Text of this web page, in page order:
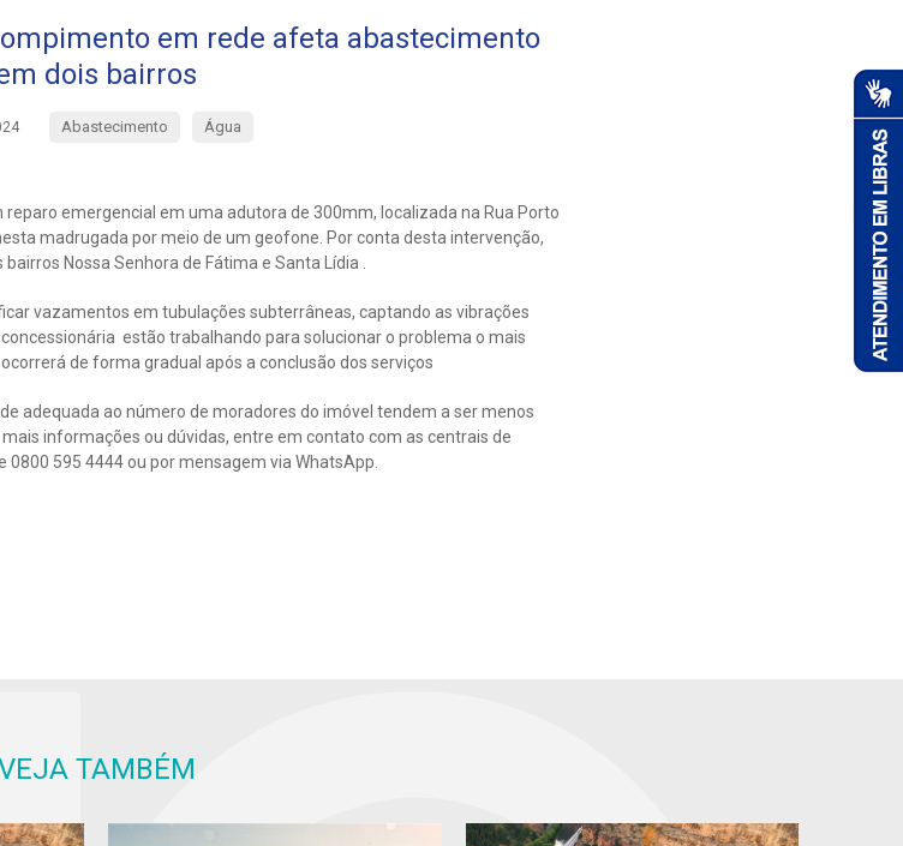
em rede afeta abastecimento
dois bairros
Abastecimento Água
emergencial em uma adutora de 300mm, localizada na Rua Porto
madrugada por meio de um geofone. Por conta desta intervenção,
Nossa Senhora de Fátima e Santa Lídia .
vazamentos em tubulações subterrâneas, captando as vibrações
estão trabalhando para solucionar o problema o mais
de forma gradual após a conclusão dos serviços
adequada ao número de moradores do imóvel tendem a ser menos
informações ou dúvidas, entre em contato com as centrais de
595 4444 ou por mensagem via WhatsApp.
TAMBÉM